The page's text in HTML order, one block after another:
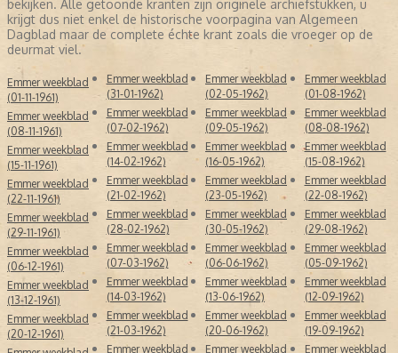
bekijken. Alle getoonde kranten zijn originele archiefstukken, u
krijgt dus niet enkel de historische voorpagina van Algemeen
Dagblad maar de complete échte krant zoals die vroeger op de
deurmat viel.
Emmer weekblad
(01-11-1961)
Emmer weekblad
(08-11-1961)
Emmer weekblad
(15-11-1961)
Emmer weekblad
(22-11-1961)
Emmer weekblad
(29-11-1961)
Emmer weekblad
(06-12-1961)
Emmer weekblad
(13-12-1961)
Emmer weekblad
(20-12-1961)
Emmer weekblad
(31-01-1962)
Emmer weekblad
(07-02-1962)
Emmer weekblad
(14-02-1962)
Emmer weekblad
(21-02-1962)
Emmer weekblad
(28-02-1962)
Emmer weekblad
(07-03-1962)
Emmer weekblad
(14-03-1962)
Emmer weekblad
(21-03-1962)
Emmer weekblad
Emmer weekblad
(02-05-1962)
Emmer weekblad
(09-05-1962)
Emmer weekblad
(16-05-1962)
Emmer weekblad
(23-05-1962)
Emmer weekblad
(30-05-1962)
Emmer weekblad
(06-06-1962)
Emmer weekblad
(13-06-1962)
Emmer weekblad
(20-06-1962)
Emmer weekblad
Emmer weekblad
(01-08-1962)
Emmer weekblad
(08-08-1962)
Emmer weekblad
(15-08-1962)
Emmer weekblad
(22-08-1962)
Emmer weekblad
(29-08-1962)
Emmer weekblad
(05-09-1962)
Emmer weekblad
(12-09-1962)
Emmer weekblad
(19-09-1962)
Emmer weekblad